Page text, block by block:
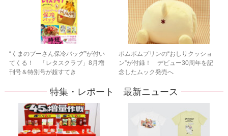
“くまのプーさん保冷バッグ”が付い
てくる！ 「レタスクラブ」8月増
刊号＆特別号が超すてき
ポムポムプリンの“おしりクッショ
ン”が付録！ デビュー30周年を記
念したムック発売へ
特集・レポート 最新ニュース